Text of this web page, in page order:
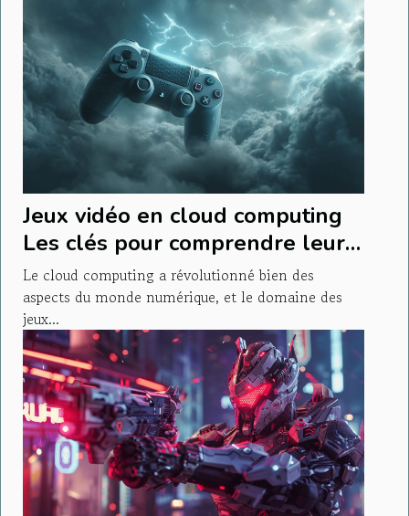
Jeux vidéo en cloud computing
Les clés pour comprendre leur
impact sur votre gameplay
Le cloud computing a révolutionné bien des
aspects du monde numérique, et le domaine des
jeux...